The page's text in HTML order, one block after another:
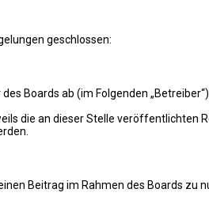
geschlossen:
Boards ab (im Folgenden
die an dieser Stelle veröffentlichten
Beitrag im Rahmen des Boards zu